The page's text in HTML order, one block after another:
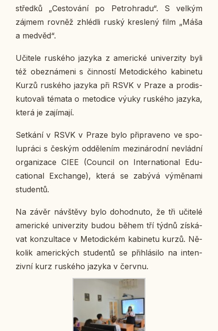
střed­ků „Ces­to­vá­ní po Pe­t­ro­hra­du“. S velkým
zájmem rovněž zhléd­li ruský kres­le­ný film „Máša
a medvěd“.
Uči­te­le rus­ké­ho jazyka z ame­ric­ké uni­ver­zi­ty byli
též obe­zná­me­ni s čin­nos­tí Me­to­dic­ké­ho ka­bi­ne­tu
Kurzů rus­ké­ho jazyka při RSVK v Praze a pro­dis­
ku­to­va­li témata o me­to­di­ce výuky rus­ké­ho jazyka,
která je za­jí­ma­jí.
Se­tká­ní v RSVK v Praze bylo při­pra­ve­no ve spo­
lu­prá­ci s českým od­dě­le­ním me­zi­ná­rod­ní ne­vlád­ní
or­ga­ni­za­ce CIEE (Coun­cil on In­ter­nati­o­nal Edu­
cati­o­nal Ex­chan­ge), která se zabývá vý­mě­na­mi
stu­den­tů.
Na závěr ná­vštěvy bylo do­hod­nu­to, že tři uči­te­lé
ame­ric­ké uni­ver­zi­ty budou během tří týdnů zís­ká­
vat kon­zul­ta­ce v Me­to­dic­kém ka­bi­ne­tu kurzů. Ně­
ko­lik ame­ric­kých stu­den­tů se při­hlá­si­lo na in­ten­
ziv­ní kurz rus­ké­ho jazyka v červnu.